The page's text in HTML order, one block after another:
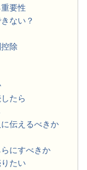
要性
ない？
除
たら
伝えるべきか
にすべきか
たい